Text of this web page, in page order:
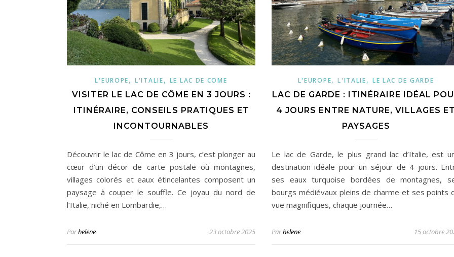
L'EUROPE,L'ITALIE, LE LAC DE COME
VISITER LE LAC DE CÔME EN 3 JOURS :
ITINÉRAIRE, CONSEILS PRATIQUES ET
INCONTOURNABLES
Découvrir le lac de Côme en 3 jours, c’est plonger au
cœur d’un décor de carte postale où montagnes,
villages colorés et eaux étincelantes composent un
paysage à couper le souffle. Ce joyau du nord de
l’Italie, niché en Lombardie,…
Parhelene 23 octobre 2025
L'EUROPE,L'ITALIE, LE LAC DE GARDE
LAC DE GARDE : ITINÉRAIRE IDÉAL
4 JOURS ENTRE NATURE, VILLAGES
PAYSAGES
Le lac de Garde, le plus grand lac d’Italie, est
destination idéale pour un séjour de 4 jours.
ses eaux turquoise bordées de montagnes,
bourgs médiévaux pleins de charme et ses points
vue magnifiques, chaque journée…
Parhelene 15 octobre